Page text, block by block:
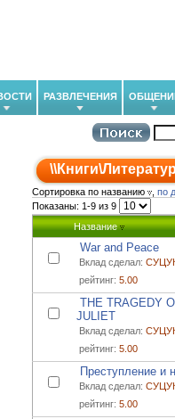
РАЗВЛЕЧЕНИЯ
\\Книги\
Сортировка по названию
по
Показаны: 1-9 из 9
Название
War and Peace
Вклад сделал:
рейтинг: 5.00
THE TRAGEDY
JULIET
Вклад сделал:
рейтинг: 5.00
Преступление и
Вклад сделал:
рейтинг: 5.00